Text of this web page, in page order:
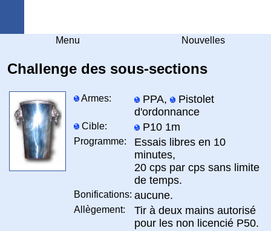
Menu Nouvelles
Challenge des sous-sections
Armes: PPA,
Pistolet
d'ordonnance
Cible: P10 1m
Programme:
Essais libres en 10
minutes,
20 cps par cps sans limite
de temps.
Bonifications: aucune.
Allègement:
Tir à deux mains autorisé
pour les non licencié P50.